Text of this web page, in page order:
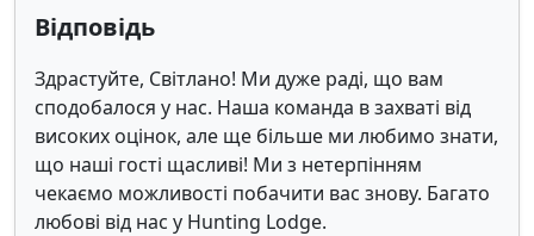
Відповідь
Здрастуйте, Світлано! Ми дуже раді, що вам
сподобалося у нас. Наша команда в захваті від
високих оцінок, але ще більше ми любимо знати,
що наші гості щасливі! Ми з нетерпінням
чекаємо можливості побачити вас знову. Багато
любові від нас у Hunting Lodge.